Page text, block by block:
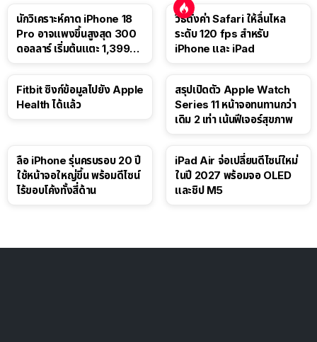
นักวิเคราะห์คาด iPhone 18
Pro อาจแพงขึ้นสูงสุด 300
ดอลลาร์ เริ่มต้นแตะ 1,399
วิธีตั้งค่า Safari ให้ลื่นไหล
ระดับ 120 fps สำหรับ
iPhone และ iPad
Fitbit ซิงก์ข้อมูลไปยัง Apple
Health ได้แล้ว
สรุปเปิดตัว Apple Watch
Series 11 หน้าจอทนทานกว่า
เดิม 2 เท่า เน้นฟีเจอร์สุขภาพ
ลือ iPhone รุ่นครบรอบ 20 ปี
ใช้หน้าจอใหญ่ขึ้น พร้อมดีไซน์
ไร้ขอบโค้งทั้งสี่ด้าน
iPad Air จ่อเปลี่ยนดีไซน์ใหม่
ในปี 2027 พร้อมจอ OLED
และชิป M5